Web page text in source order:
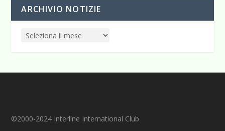
ARCHIVIO NOTIZIE
©2000-2024 Interline International Club